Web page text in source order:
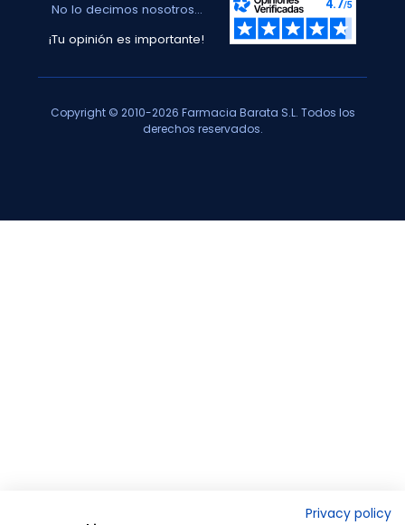
No lo decimos nosotros...
¡Tu opinión es importante!
Copyright © 2010-2026 Farmacia Barata S.L. Todos los
derechos reservados.
Privacy policy